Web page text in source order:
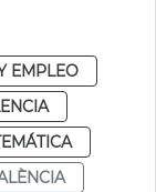
EMPLEO